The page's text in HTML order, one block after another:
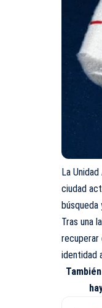
La
ciudad
búsqueda
Tras una
recuperar
identidad